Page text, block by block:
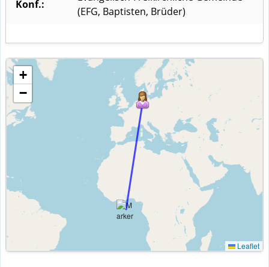
Konf.:
(EFG, Baptisten, Brüder)
+
−
Leaflet